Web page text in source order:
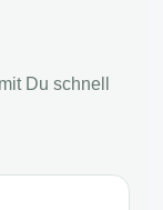
Du schnell